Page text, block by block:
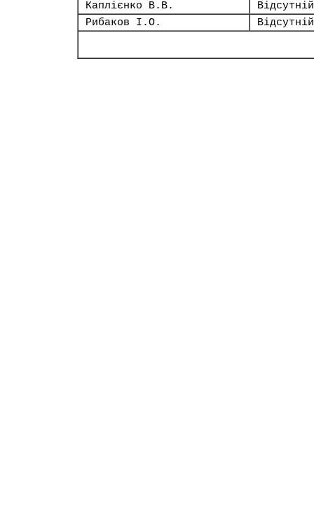
Каплієнко В.В.
Відсутній
Рибаков І.О.
Відсутній